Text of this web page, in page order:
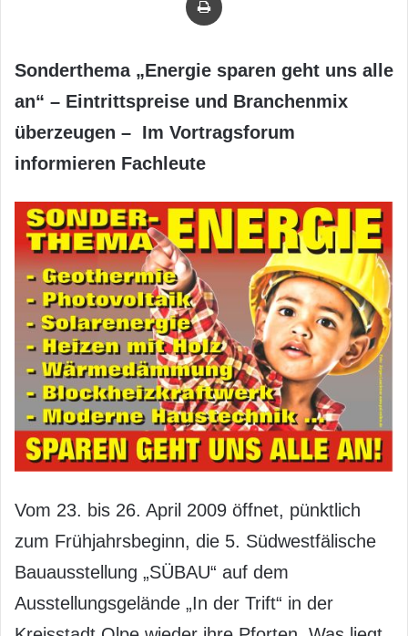
Sonderthema „Energie sparen geht uns alle
an“ – Eintrittspreise und Branchenmix
überzeugen – Im Vortragsforum
informieren Fachleute
Vom 23. bis 26. April 2009 öffnet, pünktlich
zum Frühjahrsbeginn, die 5. Südwestfälische
Bauausstellung „SÜBAU“ auf dem
Ausstellungsgelände „In der Trift“ in der